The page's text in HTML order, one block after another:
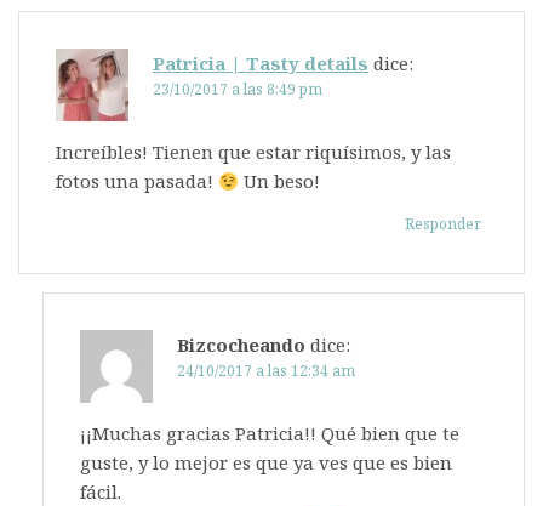
Patricia | Tasty details dice:
23/10/2017 a las 8:49 pm
Increíbles! Tienen que estar riquísimos, y las
fotos una pasada!
Un beso!
Responder
Bizcocheando dice:
24/10/2017 a las 12:34 am
¡¡Muchas gracias Patricia!! Qué bien que te
guste, y lo mejor es que ya ves que es bien
fácil.